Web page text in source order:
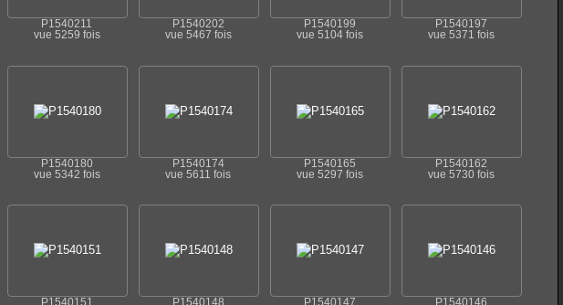
P1540211
vue 5259 fois
P1540202
vue 5467 fois
P1540199
vue 5104 fois
P1540197
vue 5371 fois
P1540180
vue 5342 fois
P1540174
vue 5611 fois
P1540165
vue 5297 fois
P1540162
vue 5730 fois
P1540151 P1540148 P1540147 P1540146